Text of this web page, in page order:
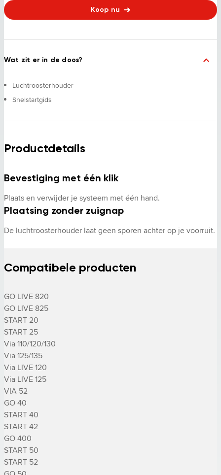
Koop nu
Wat zit er in de doos?
Luchtroosterhouder
Snelstartgids
Productdetails
Bevestiging met één klik
Plaats en verwijder je systeem met één hand.
Plaatsing zonder zuignap
De luchtroosterhouder laat geen sporen achter op je voorruit.
Compatibele producten
GO LIVE 820
GO LIVE 825
START 20
START 25
Via 110/120/130
Via 125/135
Via LIVE 120
Via LIVE 125
VIA 52
GO 40
START 40
START 42
GO 400
START 50
START 52